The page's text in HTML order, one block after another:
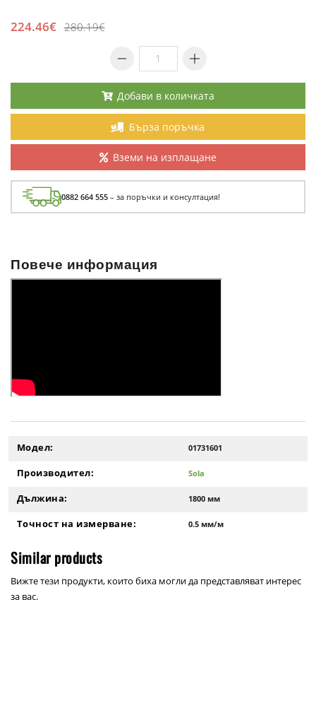
224.46€ 280.19€
Добави в количката
Бърза поръчка
Вземи на изплащане
0882 664 555 – за поръчки и консултация!
Повече информация
Модел: 01731601
Производител: Sola
Дължина: 1800 мм
Точност на измерване: 0.5 мм/м
Similar products
Вижте тези продукти, които биха могли да представляват интерес
за вас.